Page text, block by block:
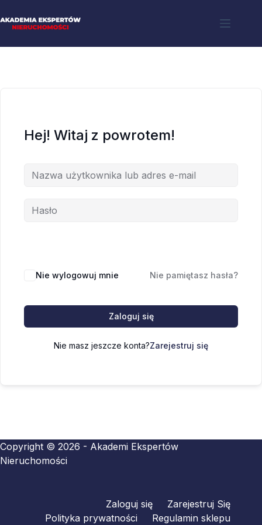
Hej! Witaj z powrotem!
Nie wylogowuj mnie Nie pamiętasz hasła?
Zaloguj się
Nie masz jeszcze konta?Zarejestruj się
Copyright © 2026 - Akademi Ekspertów
Nieruchomości
Zaloguj się
Zarejestruj Się
Polityka prywatności
Regulamin sklepu